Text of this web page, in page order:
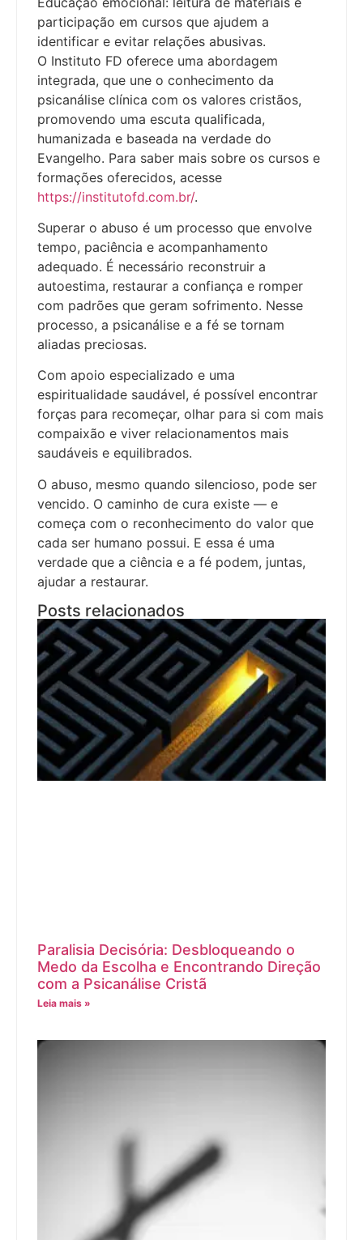
participação em cursos que ajudem a
identificar e evitar relações abusivas.
O Instituto FD oferece uma abordagem
integrada, que une o conhecimento da
psicanálise clínica com os valores cristãos,
promovendo uma escuta qualificada,
humanizada e baseada na verdade do
Evangelho. Para saber mais sobre os cursos e
formações oferecidos, acesse
https://institutofd.com.br/.
Superar o abuso é um processo que envolve
tempo, paciência e acompanhamento
adequado. É necessário reconstruir a
autoestima, restaurar a confiança e romper
com padrões que geram sofrimento. Nesse
processo, a psicanálise e a fé se tornam
aliadas preciosas.
Com apoio especializado e uma
espiritualidade saudável, é possível encontrar
forças para recomeçar, olhar para si com mais
compaixão e viver relacionamentos mais
saudáveis e equilibrados.
O abuso, mesmo quando silencioso, pode ser
vencido. O caminho de cura existe — e
começa com o reconhecimento do valor que
cada ser humano possui. E essa é uma
verdade que a ciência e a fé podem, juntas,
ajudar a restaurar.
Posts relacionados
Paralisia Decisória: Desbloqueando o
Medo da Escolha e Encontrando Direção
com a Psicanálise Cristã
Leia mais »